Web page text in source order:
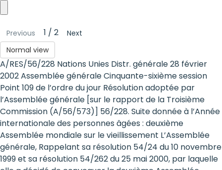
Plan
International
-
Girls'
Rights
Platform
-
Girls'
Previous 1 / 2
Next
Normal view
A/RES/56/228 Nations Unies Distr. générale 28 février
2002 Assemblée générale Cinquante-sixième session
Point 109 de l’ordre du jour Résolution adoptée par
l’Assemblée générale [sur le rapport de la Troisième
Commission (A/56/573)] 56/228. Suite donnée à l’Année
internationale des personnes âgées : deuxième
Assemblée mondiale sur le vieillissement L’Assemblée
générale, Rappelant sa résolution 54/24 du 10 novembre
1999 et sa résolution 54/262 du 25 mai 2000, par laquelle